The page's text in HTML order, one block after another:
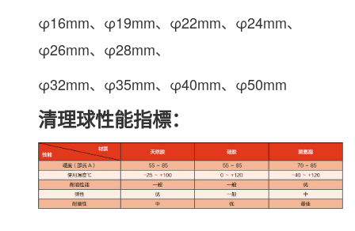
φ16mm、φ19mm、φ22mm、φ24mm、
φ26mm、φ28mm、
φ32mm、φ35mm、φ40mm、φ50mm
清理球性能指標：